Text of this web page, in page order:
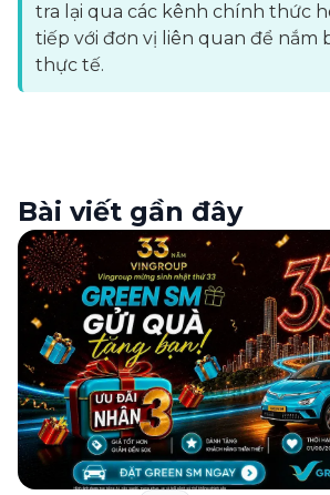
tra lại qua các kênh chính thức
tiếp với đơn vị liên quan để nắm
thực tế.
Bài viết gần đây